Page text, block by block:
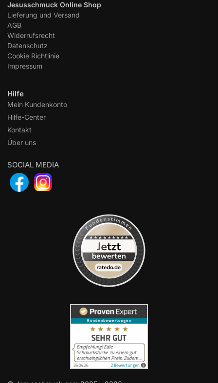
Jesusschmuck Online Shop
Lieferung und Versand
AGB
Widerrufsrecht
Datenschutz
Cookie Richtlinie
Impressum
Hilfe
Mein Kundenkonto
Hilfe-Center
Kontakt
Über uns
SOCIAL MEDIA